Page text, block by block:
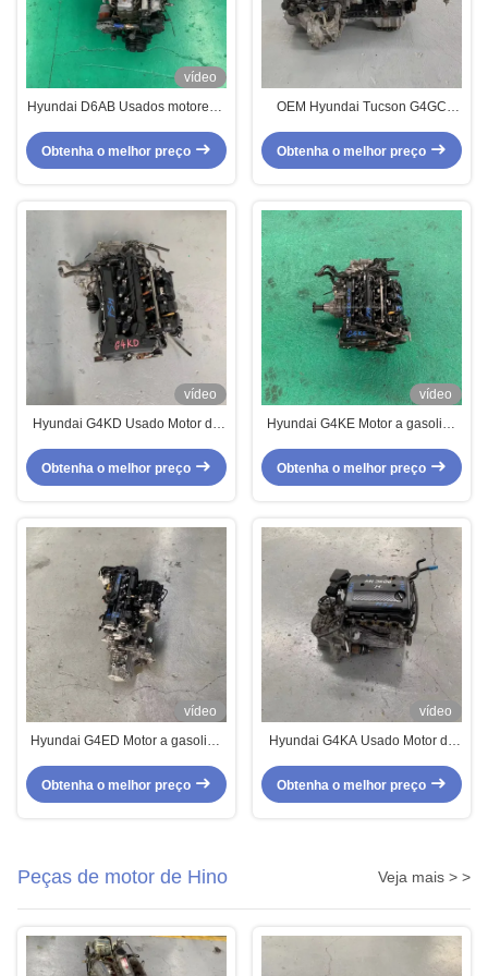
vídeo
Hyundai D6AB Usados motores a
para caminhão
Obtenha o melhor preço
OEM Hyundai Tucson G4GC
Obtenha o melhor preço
vídeo
Hyundai G4KD Usado Motor de
de tamanho médio / SUV
Obtenha o melhor preço
vídeo
Hyundai G4KE Motor a gasolina
Obtenha o melhor preço
vídeo
Hyundai G4ED Motor a gasolina
Obtenha o melhor preço
vídeo
Hyundai G4KA Usado Motor de
Obtenha o melhor preço
Peças de motor de Hino Veja mais > >